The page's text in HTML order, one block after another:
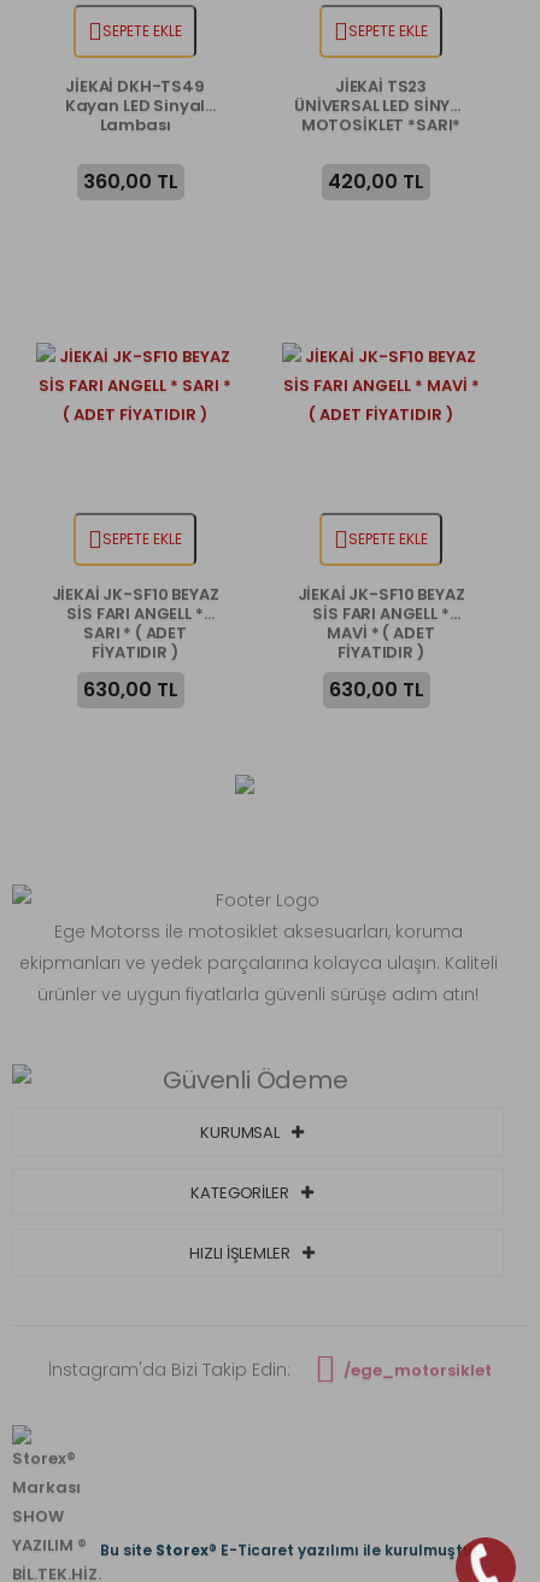
SEPETE EKLE
JİEKAİ DKH-TS49
Kayan LED Sinyal
Lambası
360,00 TL
SEPETE EKLE
JİEKAİ TS23
ÜNİVERSAL LED SİNYAL
MOTOSİKLET *SARI*
420,00 TL
SEPETE EKLE
JİEKAİ JK-SF10 BEYAZ
SİS FARI ANGELL *
SARI * ( ADET
FİYATIDIR )
630,00 TL
SEPETE EKLE
JİEKAİ JK-SF10 BEYAZ
SİS FARI ANGELL *
MAVİ * ( ADET
FİYATIDIR )
630,00 TL
Ege Motorss ile motosiklet aksesuarları, koruma
ekipmanları ve yedek parçalarına kolayca ulaşın. Kaliteli
ürünler ve uygun fiyatlarla güvenli sürüşe adım atın!
KURUMSAL
KATEGORİLER
HIZLI İŞLEMLER
Bu site Storex® E-Ticaret yazılımı ile kurulmuştur.
İnstagram'da Bizi Takip Edin: /ege_motorsiklet